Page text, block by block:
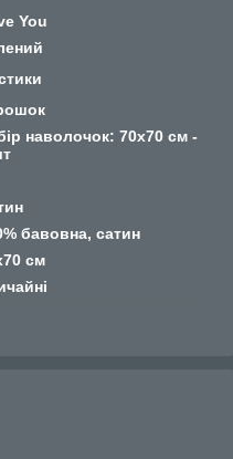
You
наволочок: 70х70 см -
бавовна, сатин
см